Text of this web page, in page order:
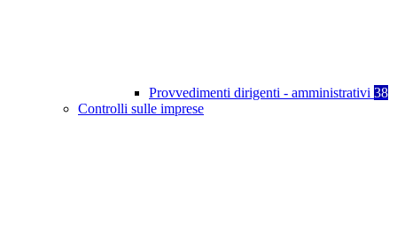
Provvedimenti dirigenti - amministrativi 38
Controlli sulle imprese